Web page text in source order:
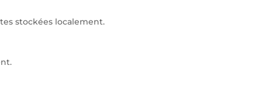
stockées localement.